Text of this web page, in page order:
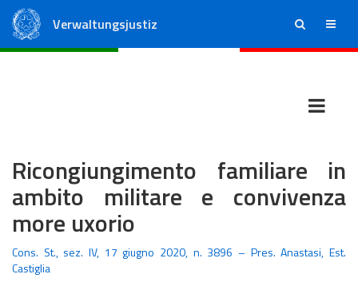
Verwaltungsjustiz ricerca menu
Ricongiungimento familiare in
ambito militare e convivenza
more uxorio
Cons. St., sez. IV, 17 giugno 2020, n. 3896 – Pres. Anastasi, Est.
Castiglia